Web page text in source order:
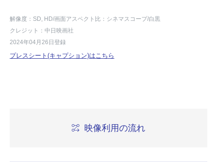
解像度：SD, HD/画面アスペクト比：シネマスコープ/白黒
クレジット：中日映画社
2024年04月26日登録
プレスシート(キャプション)はこちら
映像利用の流れ